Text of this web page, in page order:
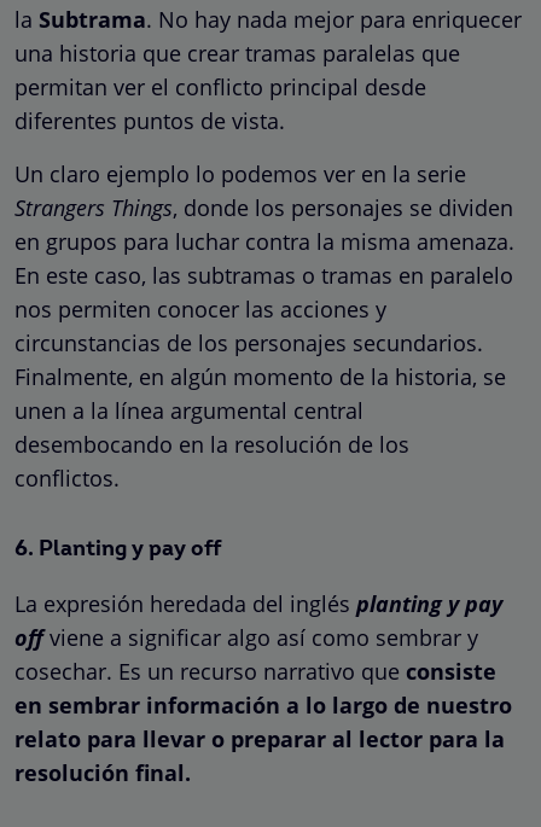
la Subtrama. No hay nada mejor para enriquecer
una historia que crear tramas paralelas que
permitan ver el conflicto principal desde
diferentes puntos de vista.
Un claro ejemplo lo podemos ver en la serie
Strangers Things, donde los personajes se dividen
en grupos para luchar contra la misma amenaza.
En este caso, las subtramas o tramas en paralelo
nos permiten conocer las acciones y
circunstancias de los personajes secundarios.
Finalmente, en algún momento de la historia, se
unen a la línea argumental central
desembocando en la resolución de los
conflictos.
6. Planting y pay off
La expresión heredada del inglés planting y pay
offviene a significar algo así como sembrar y
cosechar. Es un recurso narrativo que consiste
en sembrar información a lo largo de nuestro
relato para llevar o preparar al lector para la
resolución final.